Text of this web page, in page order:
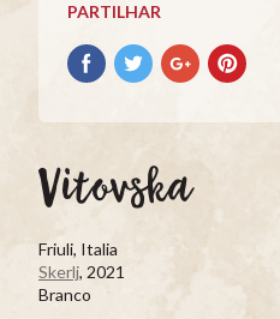
Terroir
Europeus
PARTILHAR
Partilhar
no
Partilhar
no
Partilhar
no
Partilhar
no
Vitovska
Friuli, Italia
Skerlj, 2021
Branco